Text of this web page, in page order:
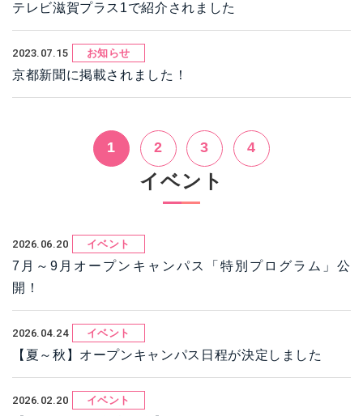
テレビ滋賀プラス1で紹介されました
2023.07.15 お知らせ
京都新聞に掲載されました！
1 2 3 4
イベント
2026.06.20 イベント
7月～9月オープンキャンパス「特別プログラム」公
開！
2026.04.24 イベント
【夏～秋】オープンキャンパス日程が決定しました
2026.02.20 イベント